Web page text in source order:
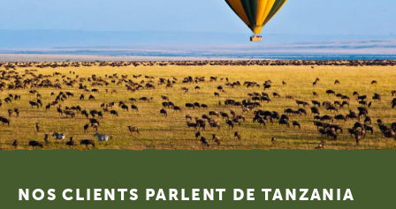
Footer
NOS CLIENTS PARLENT DE TANZANIA